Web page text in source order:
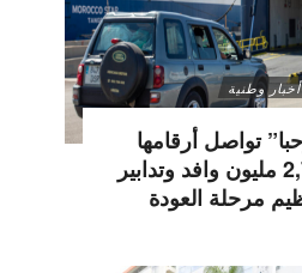
وطنية
تواصل أرقامها
القياسية.. 2,74 مليون وافد وتدابير
مرحلة العودة